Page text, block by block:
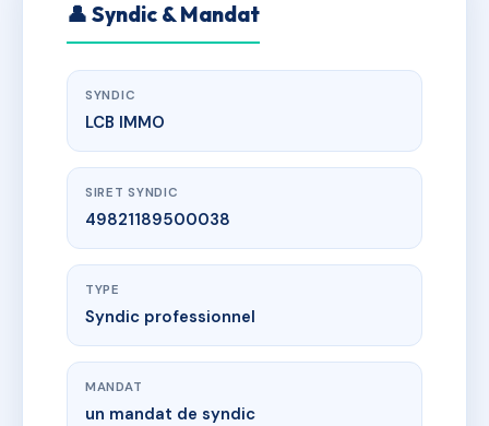
👤 Syndic & Mandat
SYNDIC
LCB IMMO
SIRET SYNDIC
49821189500038
TYPE
Syndic professionnel
MANDAT
un mandat de syndic